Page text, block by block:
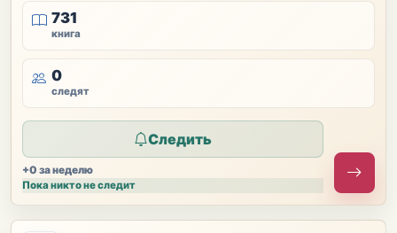
731
книга
0
следят
Следить
+0 за неделю
Пока никто не следит